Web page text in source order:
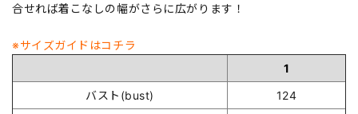
合せれば着こなしの幅がさらに広がります！
※サイズガイドはコチラ
1
バスト(bust)
124